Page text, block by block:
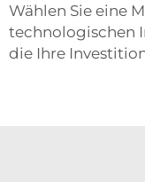
Wählen Sie eine
technologischen
die Ihre